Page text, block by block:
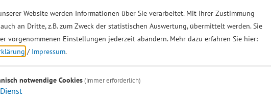
Website werden Informationen über Sie verarbeitet. Mit Ihrer Zustimmung
an Dritte, z.B. zum Zweck der statistischen Auswertung, übermittelt werden. Sie
vorgenommenen Einstellungen jederzeit abändern. Mehr dazu erfahren Sie hier:
/ Impressum.
notwendige Cookies(immer erforderlich)
Dienst